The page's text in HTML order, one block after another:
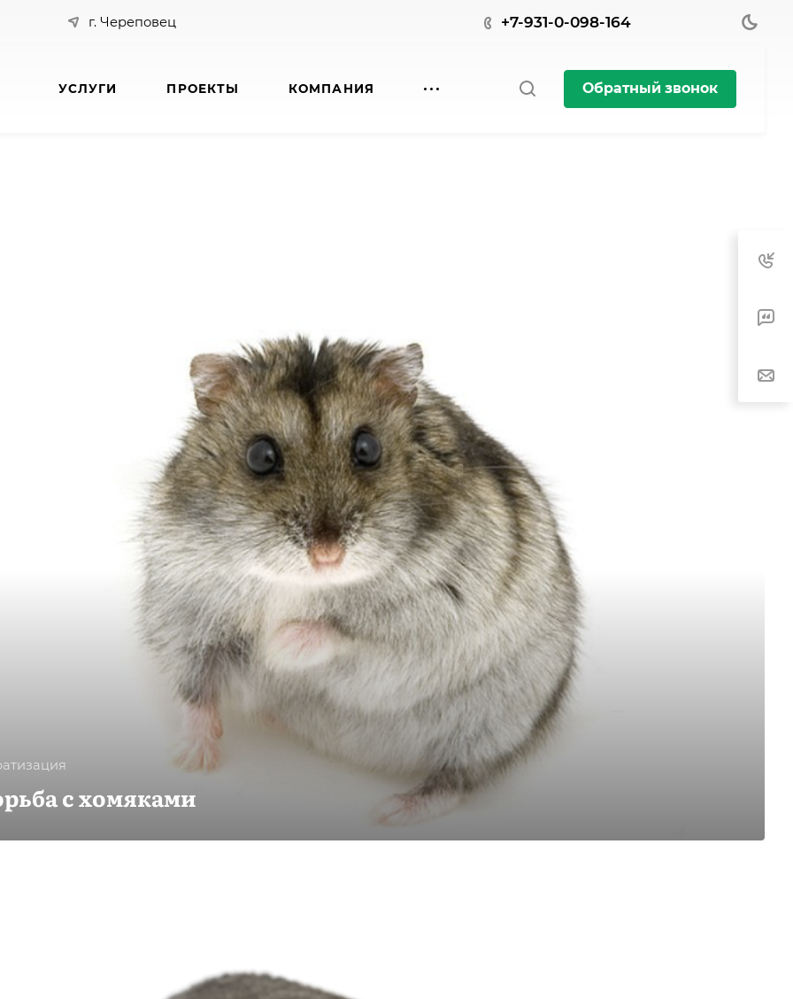
г. Череповец +7-931-0-098-164
УСЛУГИ ПРОЕКТЫ КОМПАНИЯ Обратный звонок
с хомяками